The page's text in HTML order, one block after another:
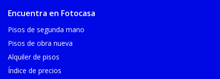
Encuentra en Fotocasa
Pisos de segunda mano
Pisos de obra nueva
Alquiler de pisos
Índice de precios